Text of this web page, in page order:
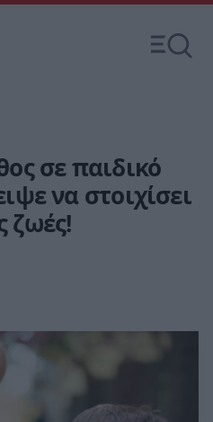
σε παιδικό
να στοιχίσει
ζωές!